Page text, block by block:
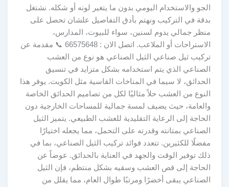
الجو والاستخدام اليومي بدون ما يتغير لونه أو شكله. نشتغل
بدقة في التركيب ونهتم بأدق التفاصيل علشان تحصل على
منظر جمالي يدوم لسنين، سواء للبيوت، المدارس،
الاستراحات أو الملاعب. اتصل الان : 66575648 📞 مقدمة عن
تركيب ثيل صناعي الثيل الصناعي هو نوع من العشب
الصناعي الذي يتم استخدامه بشكل متزايد في تنسيق
الحدائق، لا سيما في المناخات القاسية مثل الكويت. يوفر هذا
النوع من العشب حلاً مثاليًا لكل من تصاميم الحدائق الخاصة
والعامة، حيث يضيف لمسة جمالية للمساحات الخارجية دون
الحاجة إلى الرعاية التقليدية للعشب الطبيعي. يتميز الثيل
الصناعي بمتانته وقدرته على التحمل، مما يجعله اختيارًا
مفضلًا للكثيرين. تتعدد فوائد تركيب الثيل الصناعي، بما في
ذلك توفير الوقت والجهد في العناية بالحدائق. عوضاً عن
الحاجة إلى قص العشب وسقيه بشكل منتظم، فإن الثيل
الصناعي يبقى أخضرًا ومرتبًا طوال العام، مما يقلل من